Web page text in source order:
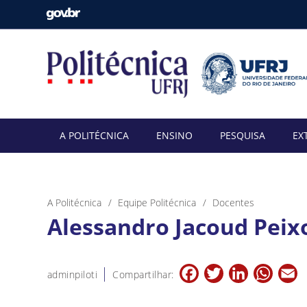
A POLITÉCNICA ENSINO PESQUISA
A Politécnica Equipe Politécnica Docentes
Alessandro Jacoud
adminpiloti Compartilhar: Facebook
TwitterLinkedIn